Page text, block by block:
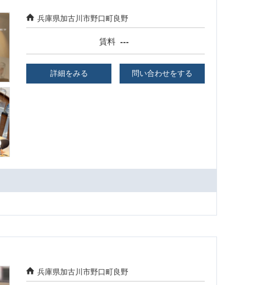
兵庫県加古川市野口町良野
賃料 ---
詳細をみる 問い合わせをする
兵庫県加古川市野口町良野